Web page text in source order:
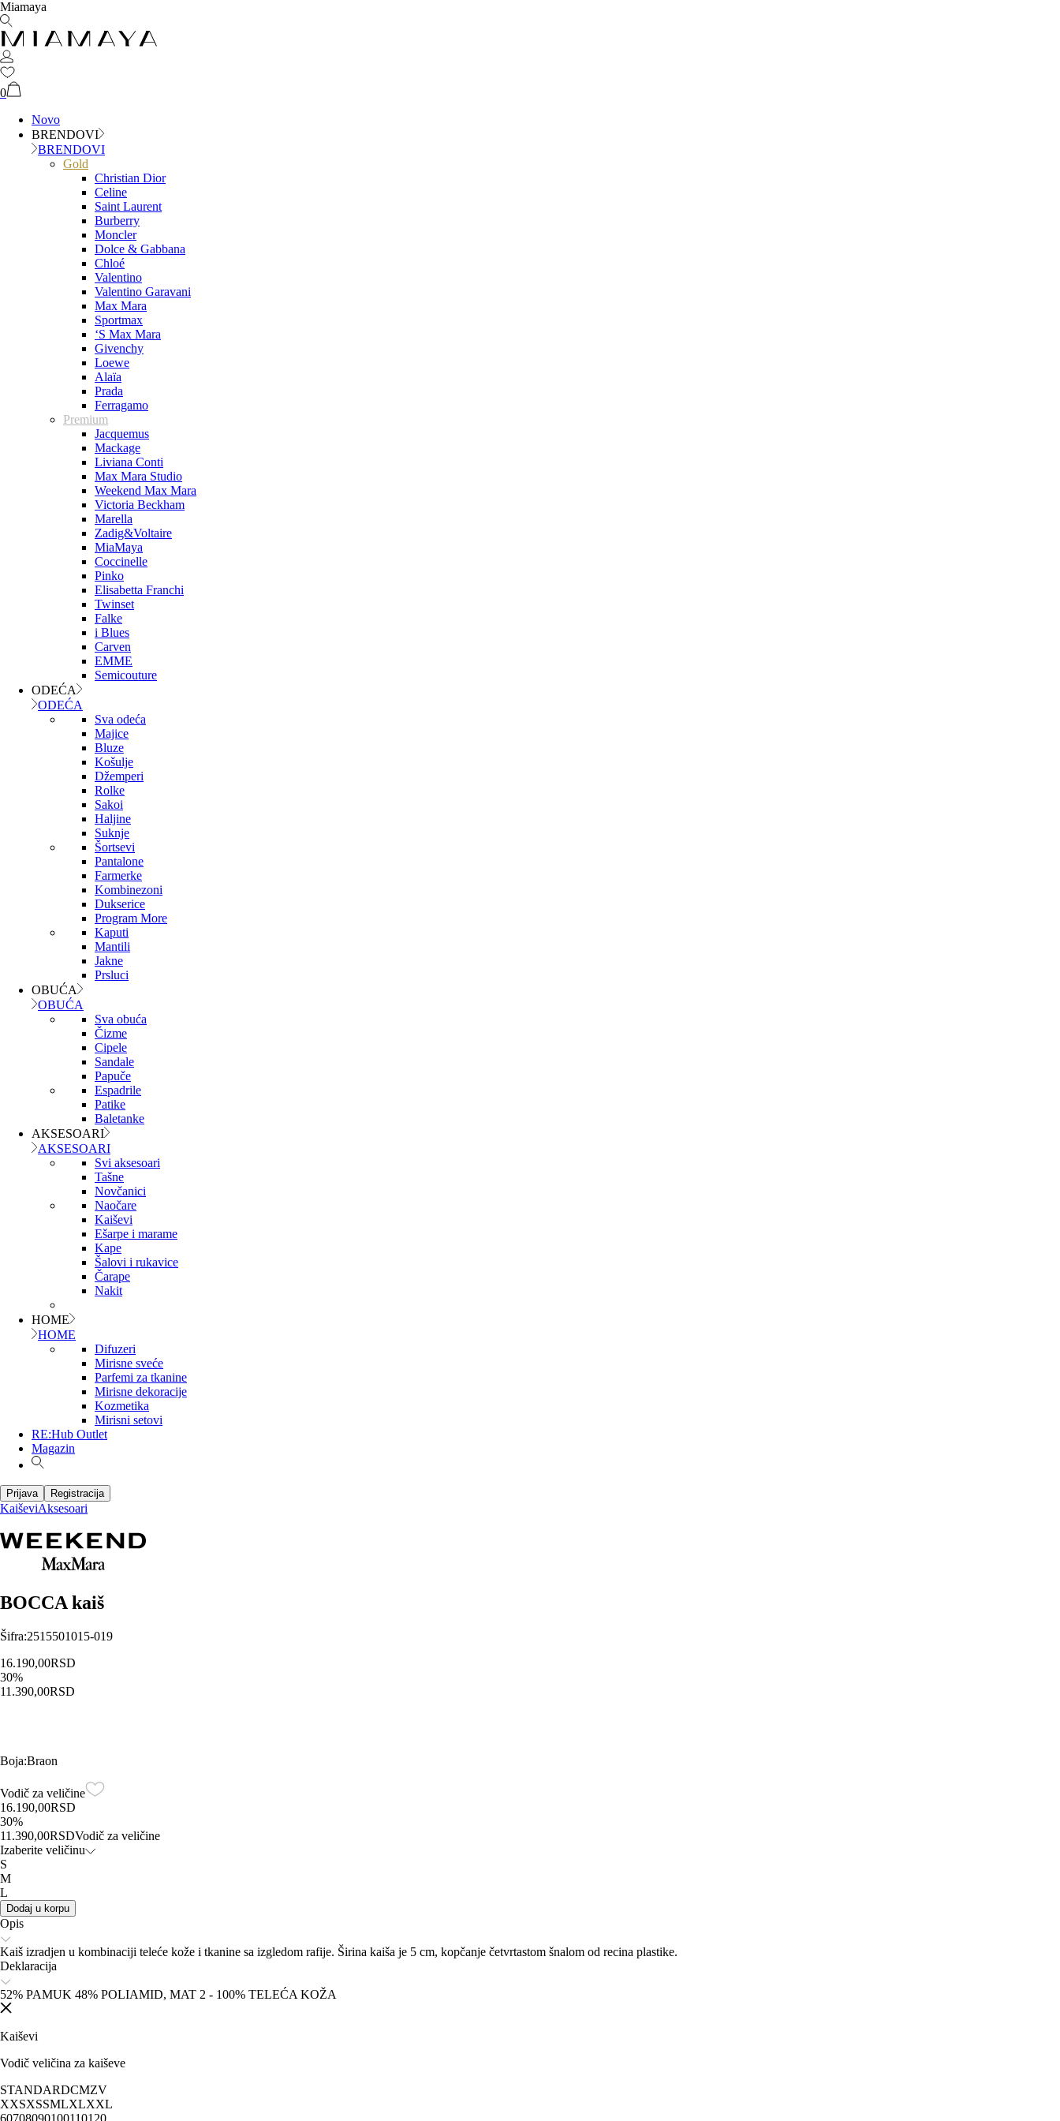
Miamaya
0
Novo
BRENDOVI
BRENDOVI
Gold
Christian Dior
Celine
Saint Laurent
Burberry
Moncler
Dolce & Gabbana
Chloé
Valentino
Valentino Garavani
Max Mara
Sportmax
‘S Max Mara
Givenchy
Loewe
Alaïa
Prada
Ferragamo
Premium
Jacquemus
Mackage
Liviana Conti
Max Mara Studio
Weekend Max Mara
Victoria Beckham
Marella
Zadig&Voltaire
MiaMaya
Coccinelle
Pinko
Elisabetta Franchi
Twinset
Falke
i Blues
Carven
EMME
Semicouture
ODEĆA
ODEĆA
Sva odeća
Majice
Bluze
Košulje
Džemperi
Rolke
Sakoi
Haljine
Suknje
Šortsevi
Pantalone
Farmerke
Kombinezoni
Dukserice
Program More
Kaputi
Mantili
Jakne
Prsluci
OBUĆA
OBUĆA
Sva obuća
Čizme
Cipele
Sandale
Papuče
Espadrile
Patike
Baletanke
AKSESOARI
AKSESOARI
Svi aksesoari
Tašne
Novčanici
Naočare
Kaiševi
Ešarpe i marame
Kape
Šalovi i rukavice
Čarape
Nakit
HOME
HOME
Difuzeri
Mirisne sveće
Parfemi za tkanine
Mirisne dekoracije
Kozmetika
Mirisni setovi
RE:Hub Outlet
Magazin
Prijava Registracija
KaiševiAksesoari
BOCCA kaiš
Šifra:2515501015-019
16.190,00RSD
30%
11.390,00RSD
Boja:Braon
Vodič za veličine
16.190,00RSD
30%
11.390,00RSDVodič za veličine
Izaberite veličinu
S
M
L
Dodaj u korpu
Opis
Kaiš izradjen u kombinaciji teleće kože i tkanine sa izgledom rafije. Širina kaiša je 5 cm, kopčanje četvrtastom šnalom od recina plastike.
Deklaracija
52% PAMUK 48% POLIAMID, MAT 2 - 100% TELEĆA KOŽA
Kaiševi
Vodič veličina za kaiševe
STANDARDCMZV
XXSXSSMLXLXXL
60708090100110120